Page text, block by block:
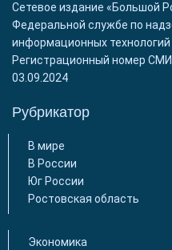
Сетевое издание «Большой
Федеральной службе по
информационных
Регистрационный номер
03.09.2024
Рубрикатор
В мире
В России
Юг России
Ростовская область
Экономика